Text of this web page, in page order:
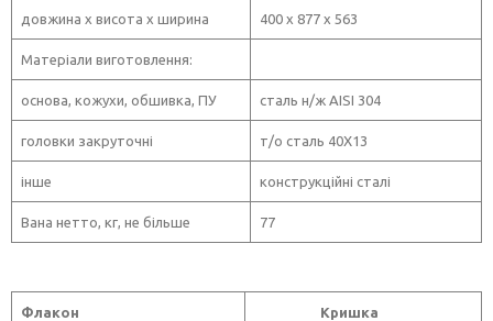
довжина х висота х ширина 400 х 877 х 563
Матеріали виготовлення:
основа, кожухи, обшивка, ПУ сталь н/ж AISI 304
головки закруточні т/о сталь 40Х13
інше конструкційні сталі
Вана нетто, кг, не більше 77
Флакон Кришка